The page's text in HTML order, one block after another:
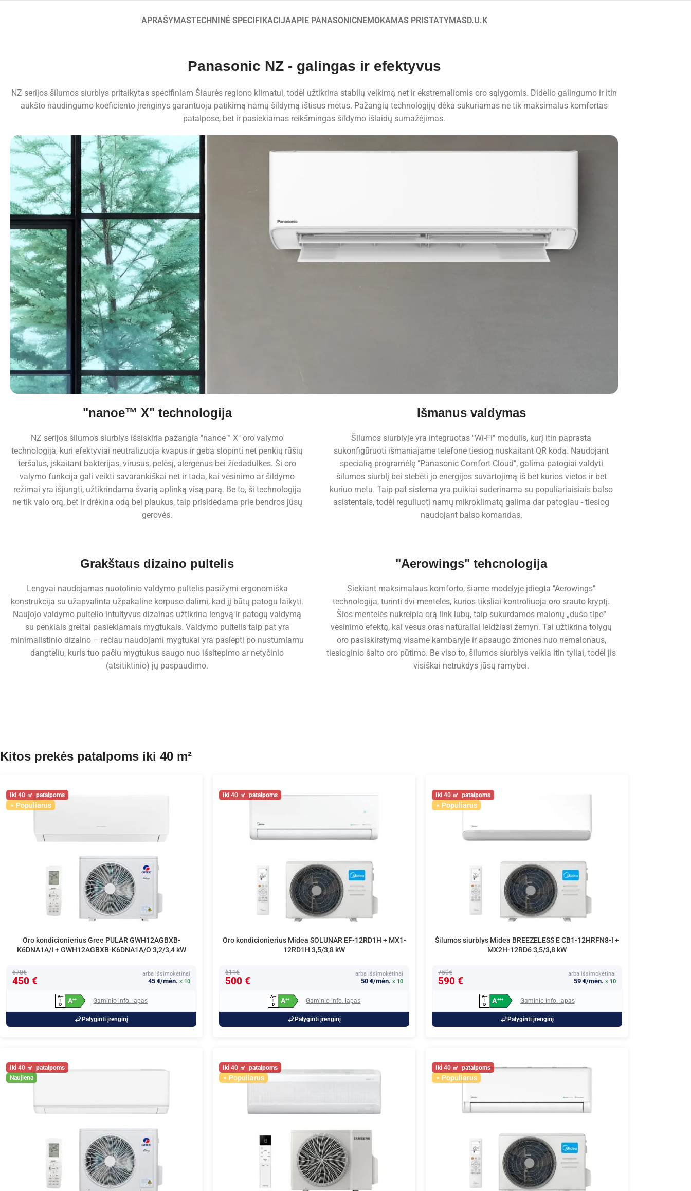
APRAŠYMASTECHNINĖ SPECIFIKACIJAAPIE PANASONICNEMOKAMAS PRISTATYMAS D.U.K
Panasonic NZ - galingas ir efektyvus
NZ serijos šilumos siurblys pritaikytas specifiniam Šiaurės regiono klimatui, todėl užtikrina stabilų veikimą net ir ekstremaliomis oro sąlygomis. Didelio galingumo ir itin
aukšto naudingumo koeficiento įrenginys garantuoja patikimą namų šildymą ištisus metus. Pažangių technologijų dėka sukuriamas ne tik maksimalus komfortas
patalpose, bet ir pasiekiamas reikšmingas šildymo išlaidų sumažėjimas.
"nanoe™ X" technologija
NZ serijos šilumos siurblys išsiskiria pažangia "nanoe™ X" oro valymo
technologija, kuri efektyviai neutralizuoja kvapus ir geba slopinti net penkių rūšių
teršalus, įskaitant bakterijas, virusus, pelėsį, alergenus bei žiedadulkes. Ši oro
valymo funkcija gali veikti savarankiškai net ir tada, kai vėsinimo ar šildymo
režimai yra išjungti, užtikrindama švarią aplinką visą parą. Be to, ši technologija
ne tik valo orą, bet ir drėkina odą bei plaukus, taip prisidėdama prie bendros jūsų
gerovės.
Išmanus valdymas
Šilumos siurblyje yra integruotas "Wi-Fi" modulis, kurį itin paprasta
sukonfigūruoti išmaniajame telefone tiesiog nuskaitant QR kodą. Naudojant
specialią programėlę "Panasonic Comfort Cloud", galima patogiai valdyti
šilumos siurblį bei stebėti jo energijos suvartojimą iš bet kurios vietos ir bet
kuriuo metu. Taip pat sistema yra puikiai suderinama su populiariaisiais balso
asistentais, todėl reguliuoti namų mikroklimatą galima dar patogiau - tiesiog
naudojant balso komandas.
Grakštaus dizaino pultelis
Lengvai naudojamas nuotolinio valdymo pultelis pasižymi ergonomiška
konstrukcija su užapvalinta užpakaline korpuso dalimi, kad jį būtų patogu laikyti.
Naujojo valdymo pultelio intuityvus dizainas užtikrina lengvą ir patogų valdymą
su penkiais greitai pasiekiamais mygtukais. Valdymo pultelis taip pat yra
minimalistinio dizaino – rečiau naudojami mygtukai yra paslėpti po nustumiamu
dangteliu, kuris tuo pačiu mygtukus saugo nuo išsitepimo ar netyčinio
(atsitiktinio) jų paspaudimo.
"Aerowings" tehcnologija
Siekiant maksimalaus komforto, šiame modelyje įdiegta "Aerowings"
technologija, turinti dvi menteles, kurios tiksliai kontroliuoja oro srauto kryptį.
Šios mentelės nukreipia orą link lubų, taip sukurdamos malonų „dušo tipo“
vėsinimo efektą, kai vėsus oras natūraliai leidžiasi žemyn. Tai užtikrina tolygų
oro pasiskirstymą visame kambaryje ir apsaugo žmones nuo nemalonaus,
tiesioginio šalto oro pūtimo. Be viso to, šilumos siurblys veikia itin tyliai, todėl jis
visiškai netrukdys jūsų ramybei.
Kitos prekės patalpoms iki 40 m²
40
Populiarus
Oro kondicionierius Gree PULAR GWH12AGBXB-
K6DNA1A/I + GWH12AGBXB-K6DNA1A/O 3,2/3,4 kW
670€
450 €
arba išsimokėtinai
45 €/mėn. × 10
A+++
↑
D
A++ Gaminio info. lapas
Palyginti įrenginį
40
Oro kondicionierius Midea SOLUNAR EF-12RD1H + MX1-
12RD1H 3,5/3,8 kW
611€
500 €
arba išsimokėtinai
50 €/mėn. × 10
A+++
↑
D
A++ Gaminio info. lapas
Palyginti įrenginį
40
Populiarus
Šilumos siurblys Midea BREEZELESS E CB1-12HRFN8-I +
MX2H-12RD6 3,5/3,8 kW
750€
590 €
arba išsimokėtinai
59 €/mėn. × 10
A+++
↑
D
A+++ Gaminio info. lapas
Palyginti įrenginį
40
Naujiena
40
Populiarus
40
Populiarus